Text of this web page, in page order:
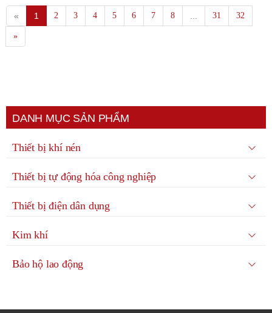
« 1 2 3 4 5 6 7 8 31 32
»
DANH MỤC SẢN PHẨM
Thiết bị khí nén
Thiết bị tự động hóa công nghiệp
Thiết bị điện dân dụng
Kim khí
Bảo hộ lao động